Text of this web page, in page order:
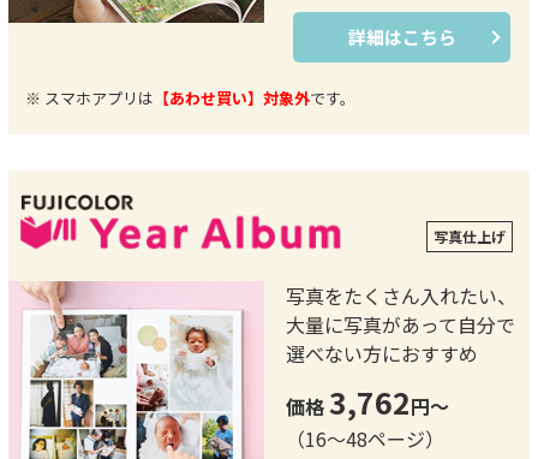
詳細はこちら
※ スマホアプリは 【あわせ買い】対象外です。
写真仕上げ
写真をたくさん入れたい、
大量に写真があって自分で
選べない方におすすめ
価格3,762円～
（16～48ページ）